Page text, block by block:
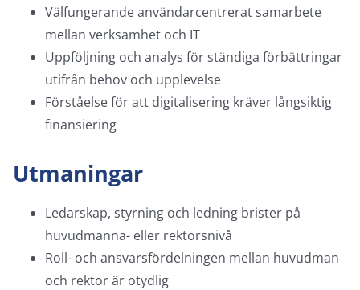
Välfungerande användarcentrerat samarbete
mellan verksamhet och IT
Uppföljning och analys för ständiga förbättringar
utifrån behov och upplevelse
Förståelse för att digitalisering kräver långsiktig
finansiering
Utmaningar
Ledarskap, styrning och ledning brister på
huvudmanna- eller rektorsnivå
Roll- och ansvarsfördelningen mellan huvudman
och rektor är otydlig